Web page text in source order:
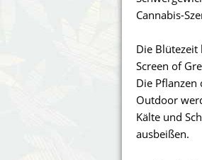
Annabelle´s
Barney´s Farm
Blimburn Seeds
Bulk Seed
Bulldog Seeds
Cannabis-
Die Blütezeit
Screen of
Die Pflanzen
Outdoor
Kälte und
ausbeißen.